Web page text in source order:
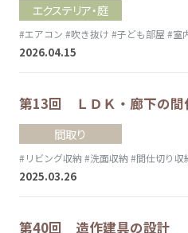
エクステリア・庭
#エアコン #吹き抜け #子ども部屋 #室
2026.04.15
第13回 ＬＤＫ・廊下の
間取り
#リビング収納 #洗面収納 #間仕切り収
2025.03.26
第40回 造作建具の設計